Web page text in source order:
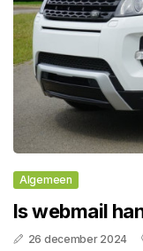
Algemeen
Is webmail
26 december 2024